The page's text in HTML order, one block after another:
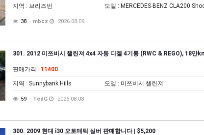
지역 : 브리즈번 모델 : MERCEDES-BENZ CLA200
38 mbcz 2026.08.09
301. 2012 미쯔비시 챌린져 4x4 자동 디젤 4기통 (RWC & REGO), 18만
판매가격 : 11400
지역 : Sunnybank Hills 모델 : 미쯔비시 챌린져
59 TedG 2026.08.08
300. 2009 현대 i30 오토매틱 실버 판매합니다 | $5,200